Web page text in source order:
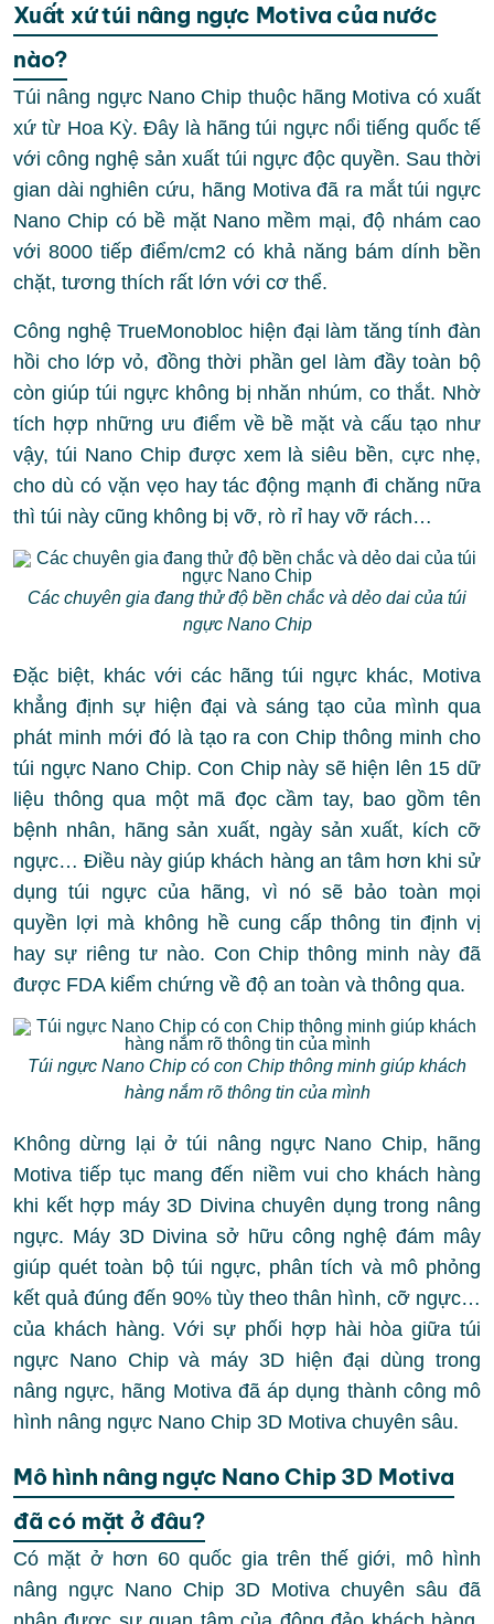
Xuất xứ túi nâng ngực Motiva của nước
nào?
Túi nâng ngực Nano Chip thuộc hãng Motiva có xuất
xứ từ Hoa Kỳ. Đây là hãng túi ngực nổi tiếng quốc tế
với công nghệ sản xuất túi ngực độc quyền. Sau thời
gian dài nghiên cứu, hãng Motiva đã ra mắt túi ngực
Nano Chip có bề mặt Nano mềm mại, độ nhám cao
với 8000 tiếp điểm/cm2 có khả năng bám dính bền
chặt, tương thích rất lớn với cơ thể.
Công nghệ TrueMonobloc hiện đại làm tăng tính đàn
hồi cho lớp vỏ, đồng thời phần gel làm đầy toàn bộ
còn giúp túi ngực không bị nhăn nhúm, co thắt. Nhờ
tích hợp những ưu điểm về bề mặt và cấu tạo như
vậy, túi Nano Chip được xem là siêu bền, cực nhẹ,
cho dù có vặn vẹo hay tác động mạnh đi chăng nữa
thì túi này cũng không bị vỡ, rò rỉ hay vỡ rách…
Các chuyên gia đang thử độ bền chắc và dẻo dai của túi
ngực Nano Chip
Đặc biệt, khác với các hãng túi ngực khác, Motiva
khẳng định sự hiện đại và sáng tạo của mình qua
phát minh mới đó là tạo ra con Chip thông minh cho
túi ngực Nano Chip. Con Chip này sẽ hiện lên 15 dữ
liệu thông qua một mã đọc cầm tay, bao gồm tên
bệnh nhân, hãng sản xuất, ngày sản xuất, kích cỡ
ngực… Điều này giúp khách hàng an tâm hơn khi sử
dụng túi ngực của hãng, vì nó sẽ bảo toàn mọi
quyền lợi mà không hề cung cấp thông tin định vị
hay sự riêng tư nào. Con Chip thông minh này đã
được FDA kiểm chứng về độ an toàn và thông qua.
Túi ngực Nano Chip có con Chip thông minh giúp khách
hàng nắm rõ thông tin của mình
Không dừng lại ở túi nâng ngực Nano Chip, hãng
Motiva tiếp tục mang đến niềm vui cho khách hàng
khi kết hợp máy 3D Divina chuyên dụng trong nâng
ngực. Máy 3D Divina sở hữu công nghệ đám mây
giúp quét toàn bộ túi ngực, phân tích và mô phỏng
kết quả đúng đến 90% tùy theo thân hình, cỡ ngực…
của khách hàng. Với sự phối hợp hài hòa giữa túi
ngực Nano Chip và máy 3D hiện đại dùng trong
nâng ngực, hãng Motiva đã áp dụng thành công mô
hình nâng ngực Nano Chip 3D Motiva chuyên sâu.
Mô hình nâng ngực Nano Chip 3D Motiva
đã có mặt ở đâu?
Có mặt ở hơn 60 quốc gia trên thế giới, mô hình
nâng ngực Nano Chip 3D Motiva chuyên sâu đã